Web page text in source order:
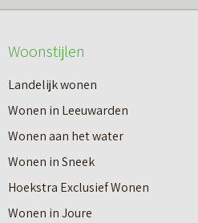
o
e
r
I
n
8
s
t
e
o
v
e
r
V
Woonstijlen
Landelijk wonen
Wonen in Leeuwarden
Wonen aan het water
Wonen in Sneek
Hoekstra Exclusief Wonen
Wonen in Joure